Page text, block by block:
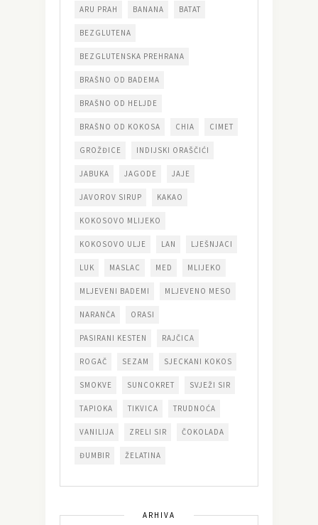
ARU PRAH BANANA BATAT
BEZGLUTENA
BEZGLUTENSKA PREHRANA
BRAŠNO OD BADEMA
BRAŠNO OD HELJDE
BRAŠNO OD KOKOSA CHIA CIMET
GROŽĐICE INDIJSKI ORAŠČIĆI
JABUKA JAGODE JAJE
JAVOROV SIRUP KAKAO
KOKOSOVO MLIJEKO
KOKOSOVO ULJE LAN LJEŠNJACI
LUK MASLAC MED MLIJEKO
MLJEVENI BADEMI MLJEVENO MESO
NARANČA ORASI
PASIRANI KESTEN RAJČICA
ROGAČ SEZAM SJECKANI KOKOS
SMOKVE SUNCOKRET SVJEŽI SIR
TAPIOKA TIKVICA TRUDNOĆA
VANILIJA ZRELI SIR ČOKOLADA
ĐUMBIR ŽELATINA
ARHIVA